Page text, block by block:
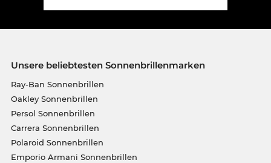
Unsere beliebtesten Sonnenbrillenmarken
Ray-Ban Sonnenbrillen
Oakley Sonnenbrillen
Persol Sonnenbrillen
Carrera Sonnenbrillen
Polaroid Sonnenbrillen
Emporio Armani Sonnenbrillen